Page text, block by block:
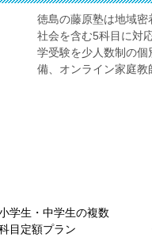
徳島の藤原塾は地域密
社会を含む5科目に対
学受験を少人数制の
備、オンライン家庭教
学生・中学生の複数
目定額プラン